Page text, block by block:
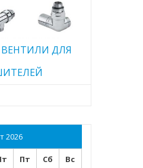
- ВЕНТИЛИ ДЛЯ
2026
Пт Сб Вс